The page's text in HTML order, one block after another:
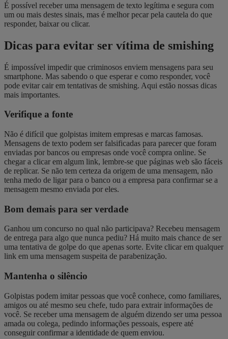
É possível receber uma mensagem de texto legítima e segura com
um ou mais destes sinais, mas é melhor pecar pela cautela do que
responder, baixar ou clicar.
Dicas para evitar ser vítima de smishing
É impossível impedir que criminosos enviem mensagens para seu
smartphone. Mas sabendo o que esperar e como responder, você
pode evitar cair em tentativas de smishing. Aqui estão nossas dicas
mais importantes.
Verifique a fonte
Não é difícil que golpistas imitem empresas e marcas famosas.
Mensagens de texto podem ser falsificadas para parecer que foram
enviadas por bancos ou empresas onde você compra online. Se
chegar a clicar em algum link, lembre-se que páginas web são fáceis
de replicar. Se não tem certeza da origem de uma mensagem, não
tenha medo de ligar para o banco ou a empresa para confirmar se a
mensagem mesmo enviada por eles.
Bom demais para ser verdade
Ganhou um concurso no qual não participava? Recebeu mensagem
de entrega para algo que nunca pediu? Há muito mais chance de ser
uma tentativa de golpe do que apenas sorte. Evite clicar em qualquer
link em uma mensagem suspeita de parabenização.
Mantenha o silêncio
Golpistas podem imitar pessoas que você conhece, como familiares,
amigos ou até mesmo seu chefe, tudo para extrair informações de
você. Se receber uma mensagem de alguém dizendo ser uma pessoa
amada ou colega, pedindo informações pessoais, espere até
conseguir confirmar a identidade de quem enviou.